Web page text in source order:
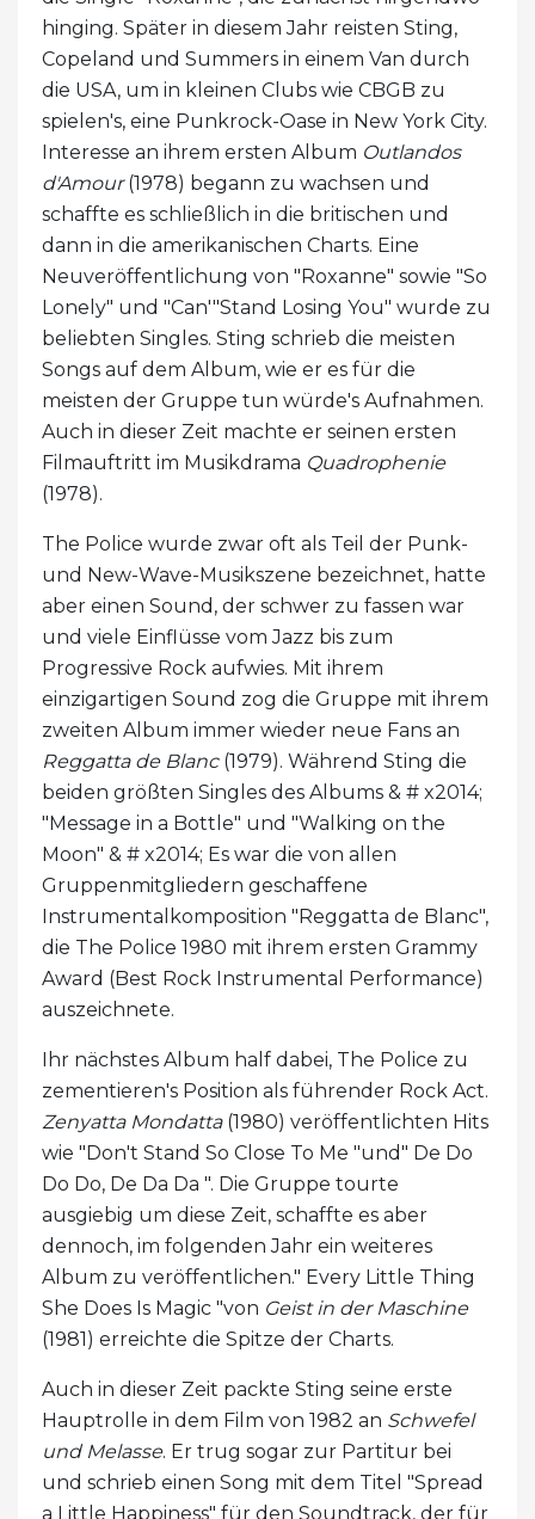
hinging. Später in diesem Jahr reisten Sting,
Copeland und Summers in einem Van durch
die USA, um in kleinen Clubs wie CBGB zu
spielen's, eine Punkrock-Oase in New York City.
Interesse an ihrem ersten Album Outlandos
d'Amour(1978) begann zu wachsen und
schaffte es schließlich in die britischen und
dann in die amerikanischen Charts. Eine
Neuveröffentlichung von "Roxanne" sowie "So
Lonely" und "Can'"Stand Losing You" wurde zu
beliebten Singles. Sting schrieb die meisten
Songs auf dem Album, wie er es für die
meisten der Gruppe tun würde's Aufnahmen.
Auch in dieser Zeit machte er seinen ersten
Filmauftritt im Musikdrama Quadrophenie
(1978).
The Police wurde zwar oft als Teil der Punk-
und New-Wave-Musikszene bezeichnet, hatte
aber einen Sound, der schwer zu fassen war
und viele Einflüsse vom Jazz bis zum
Progressive Rock aufwies. Mit ihrem
einzigartigen Sound zog die Gruppe mit ihrem
zweiten Album immer wieder neue Fans an
Reggatta de Blanc(1979). Während Sting die
beiden größten Singles des Albums & # x2014;
"Message in a Bottle" und "Walking on the
Moon" & # x2014; Es war die von allen
Gruppenmitgliedern geschaffene
Instrumentalkomposition "Reggatta de Blanc",
die The Police 1980 mit ihrem ersten Grammy
Award (Best Rock Instrumental Performance)
auszeichnete.
Ihr nächstes Album half dabei, The Police zu
zementieren's Position als führender Rock Act.
Zenyatta Mondatta(1980) veröffentlichten Hits
wie "Don't Stand So Close To Me "und" De Do
Do Do, De Da Da ". Die Gruppe tourte
ausgiebig um diese Zeit, schaffte es aber
dennoch, im folgenden Jahr ein weiteres
Album zu veröffentlichen." Every Little Thing
She Does Is Magic "von Geist in der Maschine
(1981) erreichte die Spitze der Charts.
Auch in dieser Zeit packte Sting seine erste
Hauptrolle in dem Film von 1982 an Schwefel
und Melasse. Er trug sogar zur Partitur bei
und schrieb einen Song mit dem Titel "Spread
a Little Happiness" für den Soundtrack, der für